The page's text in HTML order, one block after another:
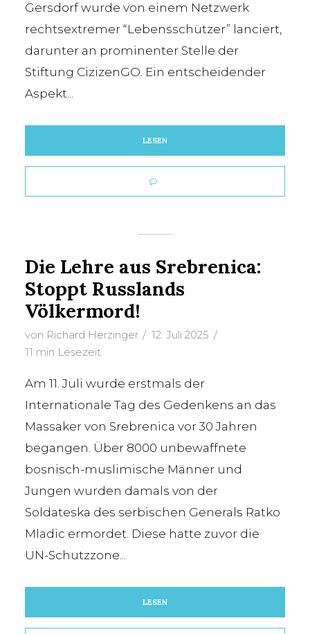
Gersdorf wurde von einem Netzwerk
rechtsextremer “Lebensschützer” lanciert,
darunter an prominenter Stelle der
Stiftung CizizenGO. Ein entscheidender
Aspekt...
LESEN
Die Lehre aus Srebrenica:
Stoppt Russlands
Völkermord!
von Richard Herzinger
12. Juli 2025
11 min Lesezeit
Am 11. Juli wurde erstmals der
Internationale Tag des Gedenkens an das
Massaker von Srebrenica vor 30 Jahren
begangen. Über 8000 unbewaffnete
bosnisch-muslimische Männer und
Jungen wurden damals von der
Soldateska des serbischen Generals Ratko
Mladic ermordet. Diese hatte zuvor die
UN-Schutzzone...
LESEN